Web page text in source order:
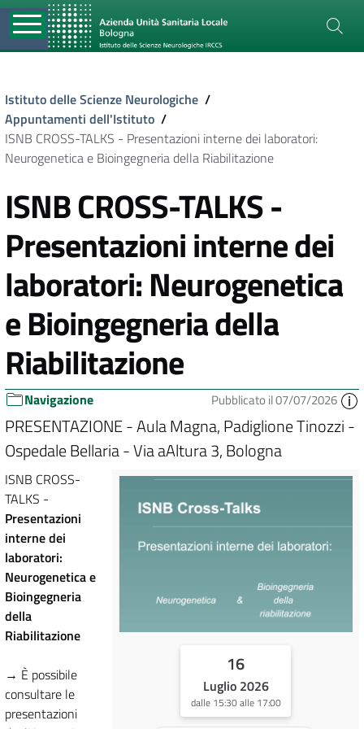
Istituto delle Scienze Neurologiche /
Appuntamenti dell'Istituto /
ISNB CROSS-TALKS - Presentazioni interne dei laboratori:
Neurogenetica e Bioingegneria della Riabilitazione
ISNB CROSS-TALKS -
Presentazioni interne dei
laboratori: Neurogenetica
e Bioingegneria della
Riabilitazione
Navigazione Pubblicato il 07/07/2026
PRESENTAZIONE - Aula Magna, Padiglione Tinozzi -
Ospedale Bellaria - Via aAltura 3, Bologna
16
Luglio 2026
dalle 15:30 alle 17:00
ISNB CROSS-
TALKS -
Presentazioni
interne dei
laboratori:
Neurogenetica e
Bioingegneria
della
Riabilitazione
→ È possibile
consultare le
presentazioni